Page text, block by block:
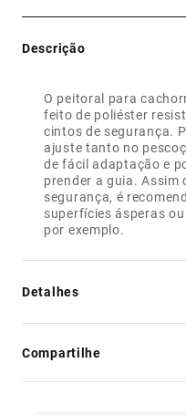
Descrição
O peitoral para
feito de poliéster
cintos de segurança.
ajuste tanto no
de fácil adaptação e
prender a guia. Assim
segurança, é
superfícies ásperas
por exemplo.
Detalhes
material dos cintos de
- Regulável no pescoço e
- Possui dois pontos
Compartilhe